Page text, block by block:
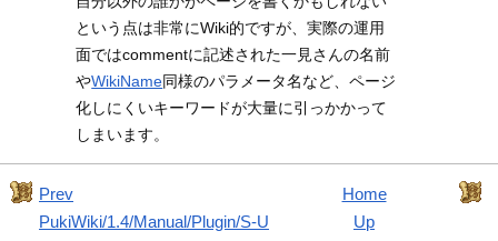
という点は非常にWiki的ですが、実際の運用
面ではcommentに記述された一見さんの名前
やWikiName同様のパラメータ名など、ページ
化しにくいキーワードが大量に引っかかって
しまいます。
Prev
PukiWiki/1.4/Manual/Plugin/S-U
Home
Up